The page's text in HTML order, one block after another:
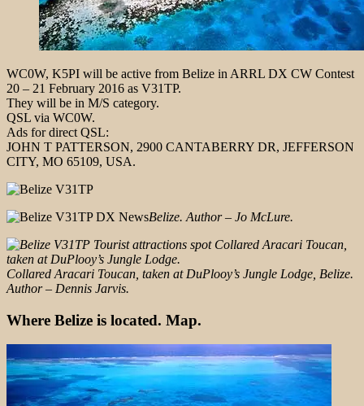
WC0W, K5PI will be active from Belize in ARRL DX CW Contest
20 – 21 February 2016 as V31TP.
They will be in M/S category.
QSL via WC0W.
Ads for direct QSL:
JOHN T PATTERSON, 2900 CANTABERRY DR, JEFFERSON
CITY, MO 65109, USA.
Belize. Author – Jo McLure.
Collared Aracari Toucan, taken at DuPlooy’s Jungle Lodge, Belize.
Author – Dennis Jarvis.
Where Belize is located. Map.